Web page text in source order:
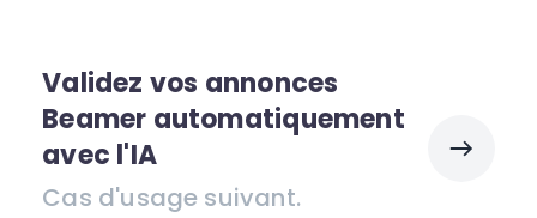
Validez vos annonces
Beamer automatiquement
avec l'IA
Cas d'usage suivant.